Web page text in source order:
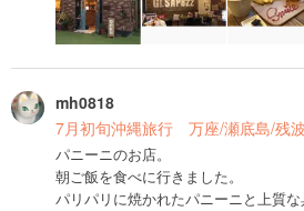
mh0818
7月初旬沖縄旅行 万座/瀬底島/残波
パニーニのお店。
朝ご飯を食べに行きました。
パリパリに焼かれたパニーニと上質な